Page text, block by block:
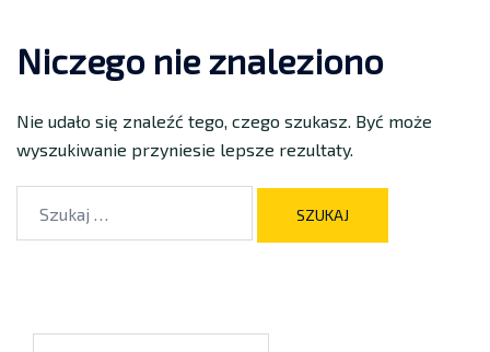
Niczego nie znaleziono
Nie udało się znaleźć tego, czego szukasz. Być może
wyszukiwanie przyniesie lepsze rezultaty.